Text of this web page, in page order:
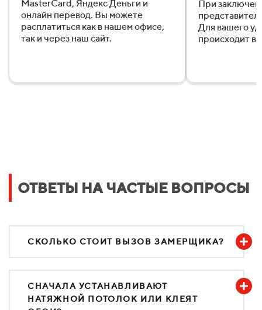
MasterCard, Яндекс Деньги и
онлайн перевод. Вы можете
расплатиться как в нашем офисе,
так и через наш сайт.
При
Для вашего
происходит в
ОТВЕТЫ НА ЧАСТЫЕ ВОПРОСЫ
СКОЛЬКО СТОИТ ВЫЗОВ ЗАМЕРЩИКА?
СНАЧАЛА УСТАНАВЛИВАЮТ
НАТЯЖНОЙ ПОТОЛОК ИЛИ КЛЕЯТ